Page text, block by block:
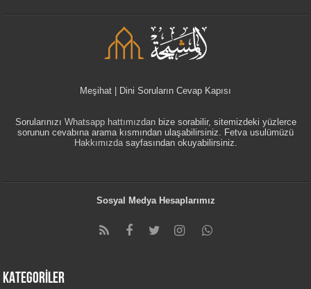
Meşihat | Dini Soruların Cevap Kapısı
Sorularınızı Whatsapp hattımızdanbize sorabilir, sitemizdeki yüzlerce
sorunun cevabına arama kısmından ulaşabilirsiniz. Fetva usulümüzü
Hakkımızdasayfasından okuyabilirsiniz.
Sosyal Medya Hesaplarımız
KATEGORİLER